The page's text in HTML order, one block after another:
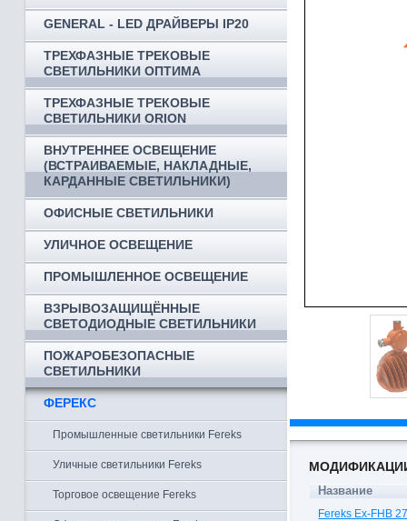
GENERAL - LED ДРАЙВЕРЫ IP20
ТРЕХФАЗНЫЕ ТРЕКОВЫЕ
СВЕТИЛЬНИКИ ОПТИМА
ТРЕХФАЗНЫЕ ТРЕКОВЫЕ
СВЕТИЛЬНИКИ ORION
ВНУТРЕННЕЕ ОСВЕЩЕНИЕ
(ВСТРАИВАЕМЫЕ, НАКЛАДНЫЕ,
КАРДАННЫЕ СВЕТИЛЬНИКИ)
ОФИСНЫЕ СВЕТИЛЬНИКИ
УЛИЧНОЕ ОСВЕЩЕНИЕ
ПРОМЫШЛЕННОЕ ОСВЕЩЕНИЕ
ВЗРЫВОЗАЩИЩЁННЫЕ
СВЕТОДИОДНЫЕ СВЕТИЛЬНИКИ
ПОЖАРОБЕЗОПАСНЫЕ
СВЕТИЛЬНИКИ
ФЕРЕКС
Промышленные светильники Fereks
Уличные светильники Fereks
Торговое освещение Fereks Название
Fereks Ex-FHB